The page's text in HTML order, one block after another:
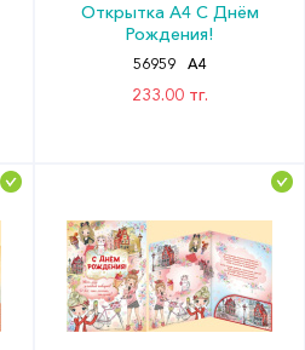
Открытка А4 С Днём
Рождения!
56959 А4
233.00 тг.